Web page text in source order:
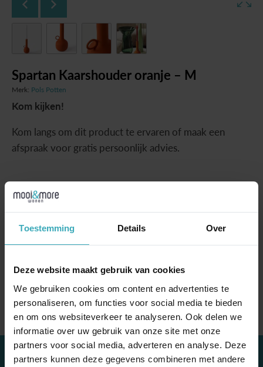
Toestemming Details Over
Deze website maakt gebruik van cookies
We gebruiken cookies om content en advertenties te
personaliseren, om functies voor social media te bieden
en om ons websiteverkeer te analyseren. Ook delen we
informatie over uw gebruik van onze site met onze
partners voor social media, adverteren en analyse. Deze
partners kunnen deze gegevens combineren met andere
Spartan Kaarshouder oranje – M
Merk: Pols Potten
Kom kijken!
Kom langs om dit product te ervaren of maak een
afspraak voor gratis persoonlijk advies.
€50,00
Merk
contact